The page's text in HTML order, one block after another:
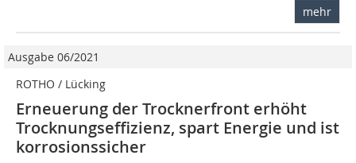
mehr
Ausgabe 06/2021
ROTHO / Lücking
Erneuerung der Trocknerfront erhöht
Trocknungseffizienz, spart Energie und ist
korrosionssicher